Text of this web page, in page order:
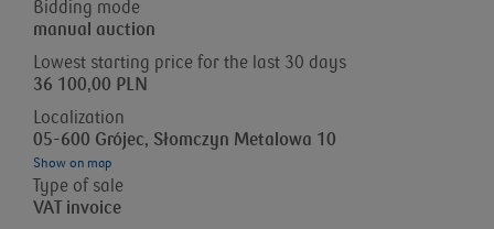
Bidding mode
manual auction
Lowest starting price for the last 30 days
36 100,00 PLN
Localization
05-600 Grójec, Słomczyn Metalowa 10
Show on map
Type of sale
VAT invoice